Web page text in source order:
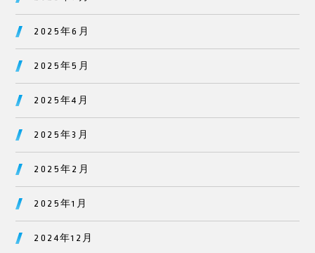
2025年6月
2025年5月
2025年4月
2025年3月
2025年2月
2025年1月
2024年12月